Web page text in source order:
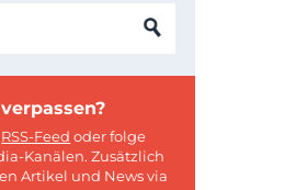
RSS-Feed oder folge
Kanälen. Zusätzlich
Artikel und News via